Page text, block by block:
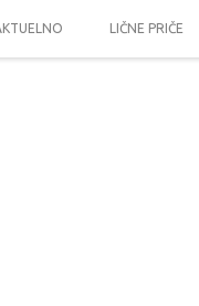
LIČNE PRIČE